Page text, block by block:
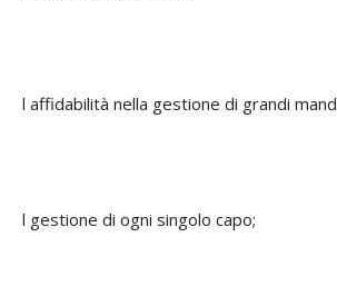
l affidabilità nella gestione di grandi
l gestione di ogni singolo capo;